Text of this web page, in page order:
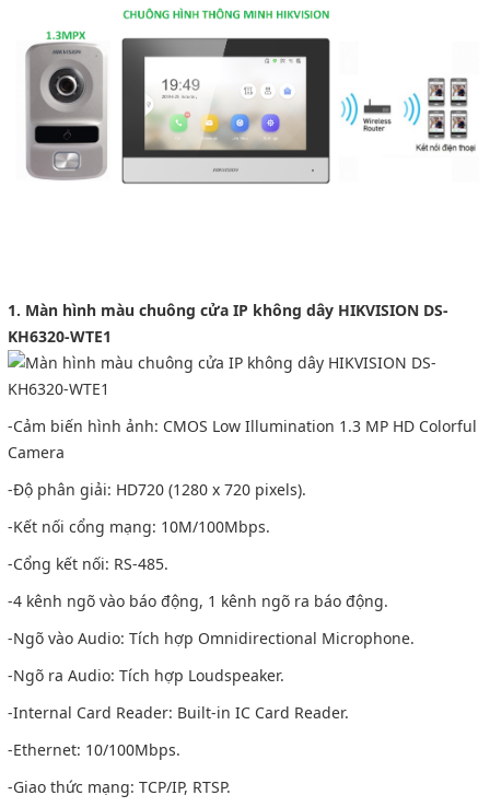
1. Màn hình màu chuông cửa IP không dây HIKVISION DS-
KH6320-WTE1
-Cảm biến hình ảnh: CMOS Low Illumination 1.3 MP HD Colorful
Camera
-Độ phân giải: HD720 (1280 x 720 pixels).
-Kết nối cổng mạng: 10M/100Mbps.
-Cổng kết nối: RS-485.
-4 kênh ngõ vào báo động, 1 kênh ngõ ra báo động.
-Ngõ vào Audio: Tích hợp Omnidirectional Microphone.
-Ngõ ra Audio: Tích hợp Loudspeaker.
-Internal Card Reader: Built-in IC Card Reader.
-Ethernet: 10/100Mbps.
-Giao thức mạng: TCP/IP, RTSP.